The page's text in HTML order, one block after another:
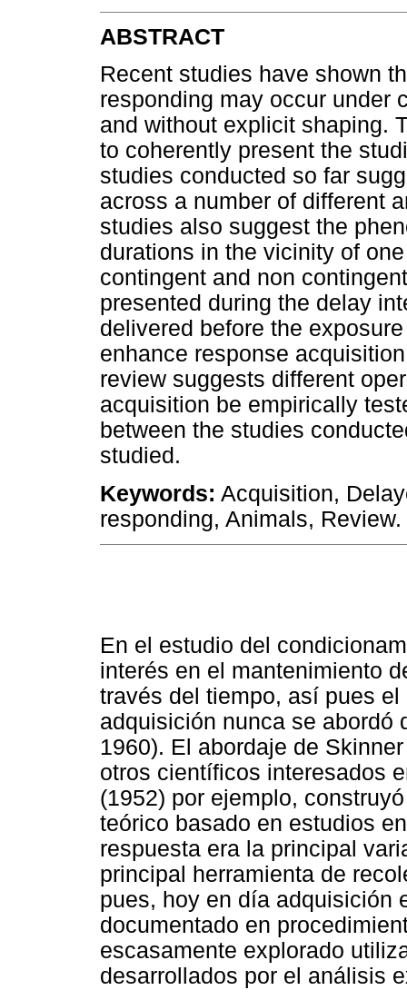
ABSTRACT
Recent studies have shown
responding may occur under
and without explicit shaping.
to coherently present the
studies conducted so far
across a number of different
studies also suggest the
durations in the vicinity of
contingent and non
presented during the delay
delivered before the
enhance response
review suggests different
acquisition be empirically
between the studies
studied.
Keywords: Acquisition,
responding, Animals, Review.
En el estudio del
interés en el mantenimiento
través del tiempo, así pues
adquisición nunca se abordó
1960). El abordaje de
otros científicos interesados
(1952) por ejemplo,
teórico basado en estudios
respuesta era la principal
principal herramienta de
pues, hoy en día adquisición
documentado en
escasamente explorado
desarrollados por el análisis